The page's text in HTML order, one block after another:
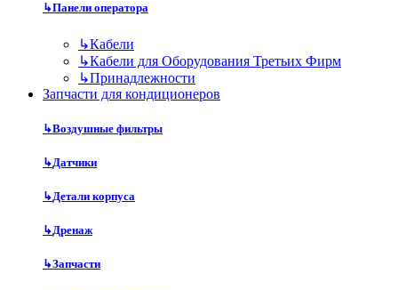
↳Панели оператора
↳Кабели
↳Кабели для Оборудования Третьих Фирм
↳Принадлежности
Запчасти для кондиционеров
↳Воздушные фильтры
↳Датчики
↳Детали корпуса
↳Дренаж
↳Запчасти